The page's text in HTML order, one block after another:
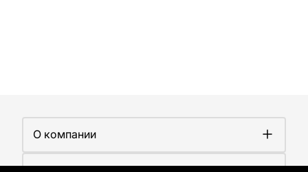
О компании